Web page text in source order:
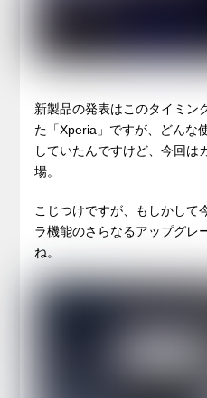
新製品の発表はこのタイミン
た「Xperia」ですが、どんな
していたんですけど、今回は
場。
こじつけですが、もしかして
ラ機能のさらなるアップグレ
ね。